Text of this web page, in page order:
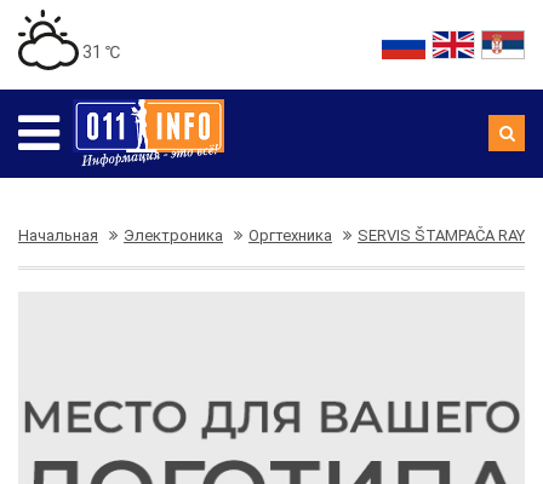
31 ℃
Начальная Электроника Оргтехника SERVIS ŠTAMPAČA RAY